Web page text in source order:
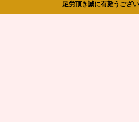
足労頂き誠に有難うござい